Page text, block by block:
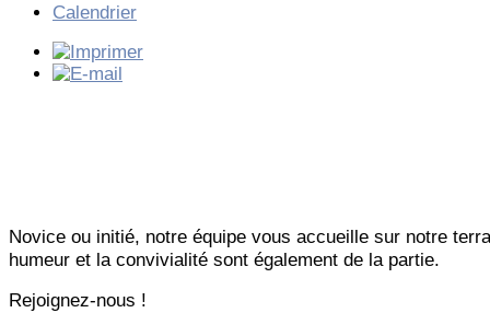
Calendrier
Novice ou initié, notre équipe vous accueille sur notre
humeur et la convivialité sont également de la partie.
Rejoignez-nous !